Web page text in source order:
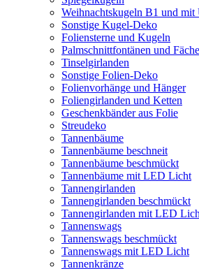
Weihnachtskugeln B1 und mit
Sonstige Kugel-Deko
Foliensterne und Kugeln
Palmschnittfontänen und
Tinselgirlanden
Sonstige Folien-Deko
Folienvorhänge und Hänger
Foliengirlanden und Ketten
Geschenkbänder aus Folie
Streudeko
Tannenbäume
Tannenbäume beschneit
Tannenbäume beschmückt
Tannenbäume mit LED Licht
Tannengirlanden
Tannengirlanden beschmückt
Tannengirlanden mit LED
Tannenswags
Tannenswags beschmückt
Tannenswags mit LED Licht
Tannenkränze